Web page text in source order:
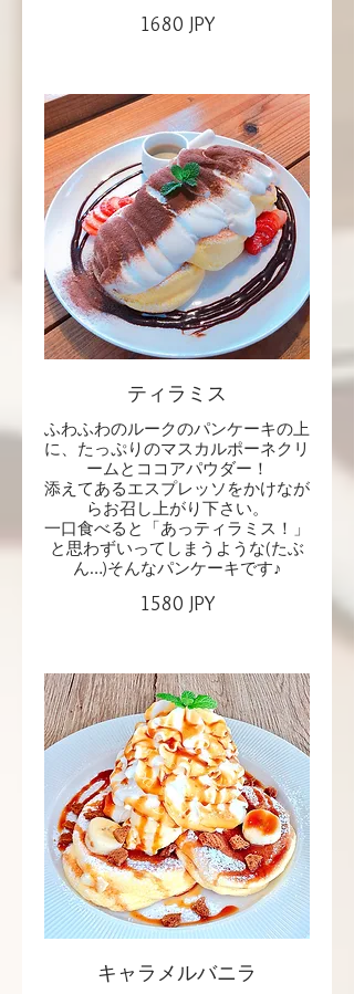
1680 JPY
ティラミス
ふわふわのルークのパンケーキの上
に、たっぷりのマスカルポーネクリ
ームとココアパウダー！
添えてあるエスプレッソをかけなが
らお召し上がり下さい。
一口食べると「あっティラミス！」
と思わずいってしまうような(たぶ
ん…)そんなパンケーキです♪
1580 JPY
キャラメルバニラ